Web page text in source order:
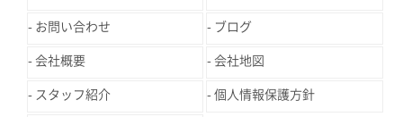
お問い合わせ ブログ
会社概要 会社地図
スタッフ紹介 個人情報保護方針